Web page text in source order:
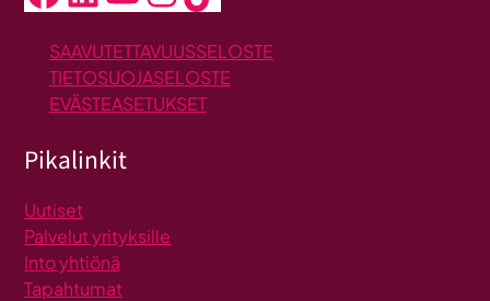
SAAVUTETTAVUUSSELOSTE
TIETOSUOJASELOSTE
EVÄSTEASETUKSET
Pikalinkit
Uutiset
Palvelut yrityksille
Into yhtiönä
Tapahtumat